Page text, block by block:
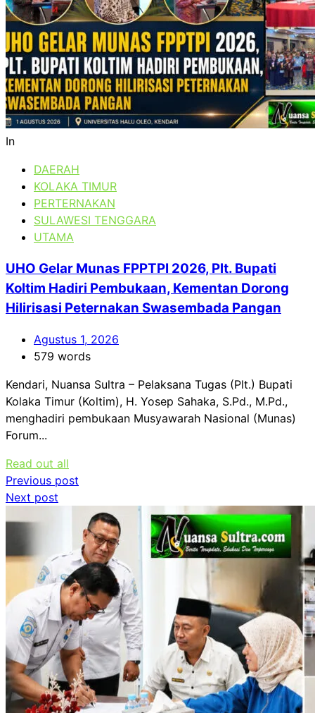
In
DAERAH
KOLAKA TIMUR
PERTERNAKAN
SULAWESI TENGGARA
UTAMA
UHO Gelar Munas FPPTPI 2026, Plt. Bupati
Koltim Hadiri Pembukaan, Kementan Dorong
Hilirisasi Peternakan Swasembada Pangan
Agustus 1, 2026
579 words
Kendari, Nuansa Sultra – Pelaksana Tugas (Plt.) Bupati
Kolaka Timur (Koltim), H. Yosep Sahaka, S.Pd., M.Pd.,
menghadiri pembukaan Musyawarah Nasional (Munas)
Forum...
Read out all
Navigasi
pos
Previous post
Next post